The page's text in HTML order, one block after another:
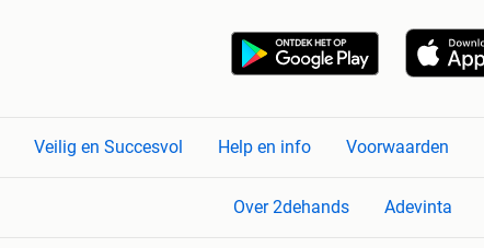
Veilig en Succesvol Help en info Voorwaarden
Over 2dehands Adevinta